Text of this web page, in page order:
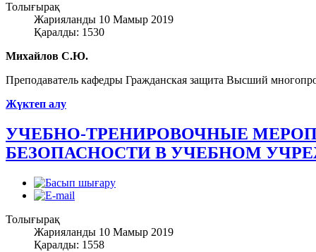
Толығырақ
Жарияланды 10 Мамыр 2019
Қаралды: 1530
Михайлов С.Ю.
Преподаватель кафедры Гражданская защита Высший
Жүктеп алу
УЧЕБНО-ТРЕНИРОВОЧНЫЕ
БЕЗОПАСНОСТИ В УЧЕБНОМ
Толығырақ
Жарияланды 10 Мамыр 2019
Қаралды: 1558